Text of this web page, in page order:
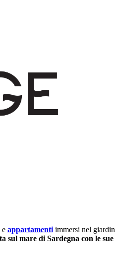
e appartamenti immersi nel
sul mare di Sardegna con le